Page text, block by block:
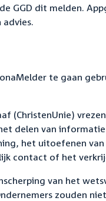
GGD dit melden.
te gaan
(ChristenUnie)
delen van
het uitoefenen
contact of het
van het
zouden